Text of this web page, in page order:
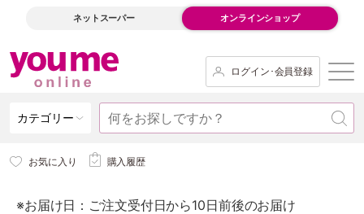
ネットスーパー オンラインショップ
ログイン･会員登録
カテゴリー
お気に入り 購入履歴
※お届け日：ご注文受付日から10日前後のお届け